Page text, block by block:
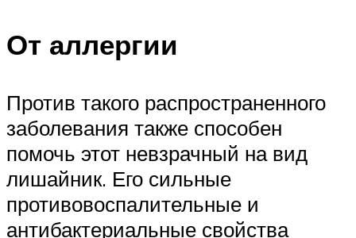
От аллергии
Против такого распространенного
заболевания также способен
помочь этот невзрачный на вид
лишайник. Его сильные
противовоспалительные и
антибактериальные свойства